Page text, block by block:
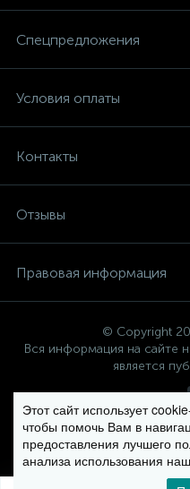
Спецпредложения
Условия оплаты
Контакты
Отзывы
Правовая информация
© Copyright
Вся информация на сайте
является
Политика компании в
Этот сайт использует
чтобы помочь Вам в
предоставления лучшего
анализа использования